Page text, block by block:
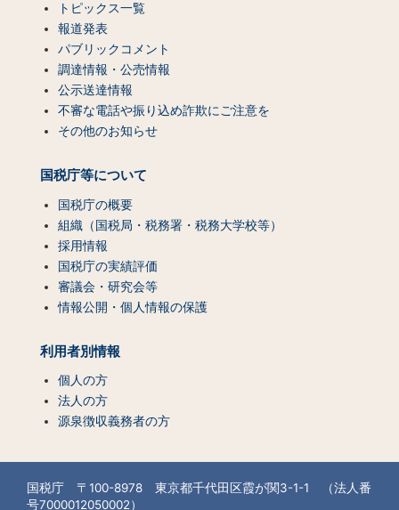
トピックス一覧
報道発表
パブリックコメント
調達情報・公売情報
公示送達情報
不審な電話や振り込め詐欺にご注意を
その他のお知らせ
国税庁等について
国税庁の概要
組織（国税局・税務署・税務大学校等）
採用情報
国税庁の実績評価
審議会・研究会等
情報公開・個人情報の保護
利用者別情報
個人の方
法人の方
源泉徴収義務者の方
国税庁 〒100-8978 東京都千代田区霞が関3-1-1 （法人番
号7000012050002）